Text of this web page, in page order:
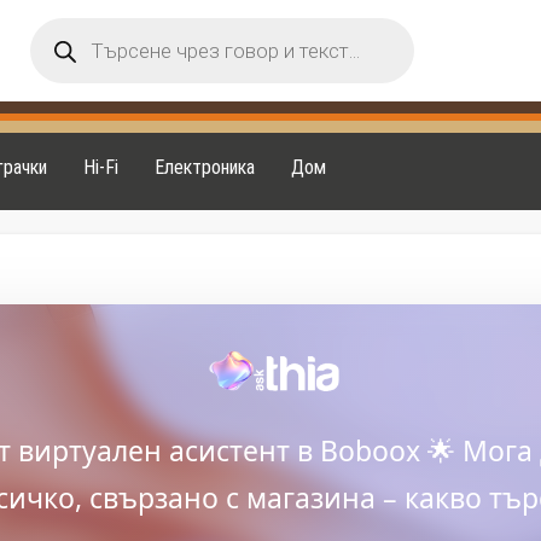
search
Hi-Fi Електроника Дом
виртуален асистент в Boboox 🌟
свързано с магазина – какво